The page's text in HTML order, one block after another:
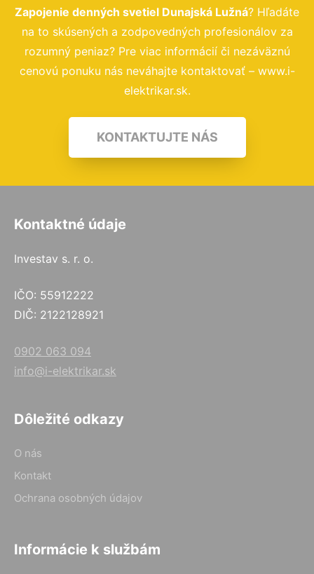
Zapojenie denných svetiel Dunajská Lužná? Hľadáte
na to skúsených a zodpovedných profesionálov za
rozumný peniaz? Pre viac informácií či nezáväznú
cenovú ponuku nás neváhajte kontaktovať – www.i-
elektrikar.sk.
KONTAKTUJTE NÁS
Kontaktné údaje
Investav s. r. o.
IČO: 55912222
DIČ: 2122128921
0902 063 094
info@i-elektrikar.sk
Dôležité odkazy
O nás
Kontakt
Ochrana osobných údajov
Informácie k službám